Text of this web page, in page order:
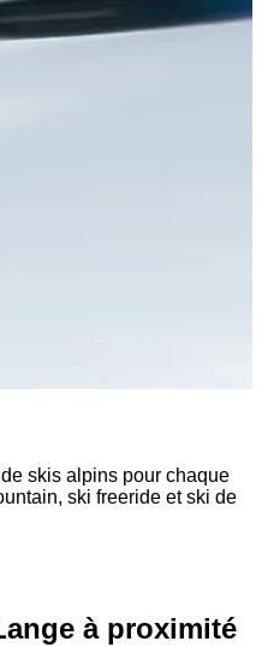
skis alpins pour chaque
ski freeride et ski de
à proximité